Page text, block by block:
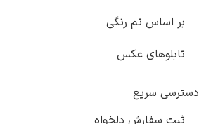
بر اساس تم رنگی
تابلوهای عکس
دسترسی سریع